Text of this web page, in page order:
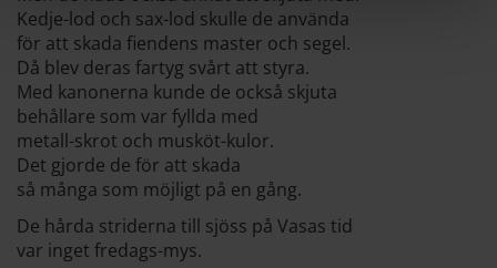
Kedje-lod och sax-lod skulle de använda
för att skada fiendens master och segel.
Då blev deras fartyg svårt att styra.
Med kanonerna kunde de också skjuta
behållare som var fyllda med
metall-skrot och musköt-kulor.
Det gjorde de för att skada
så många som möjligt på en gång.
De hårda striderna till sjöss på Vasas tid
var inget fredags-mys.